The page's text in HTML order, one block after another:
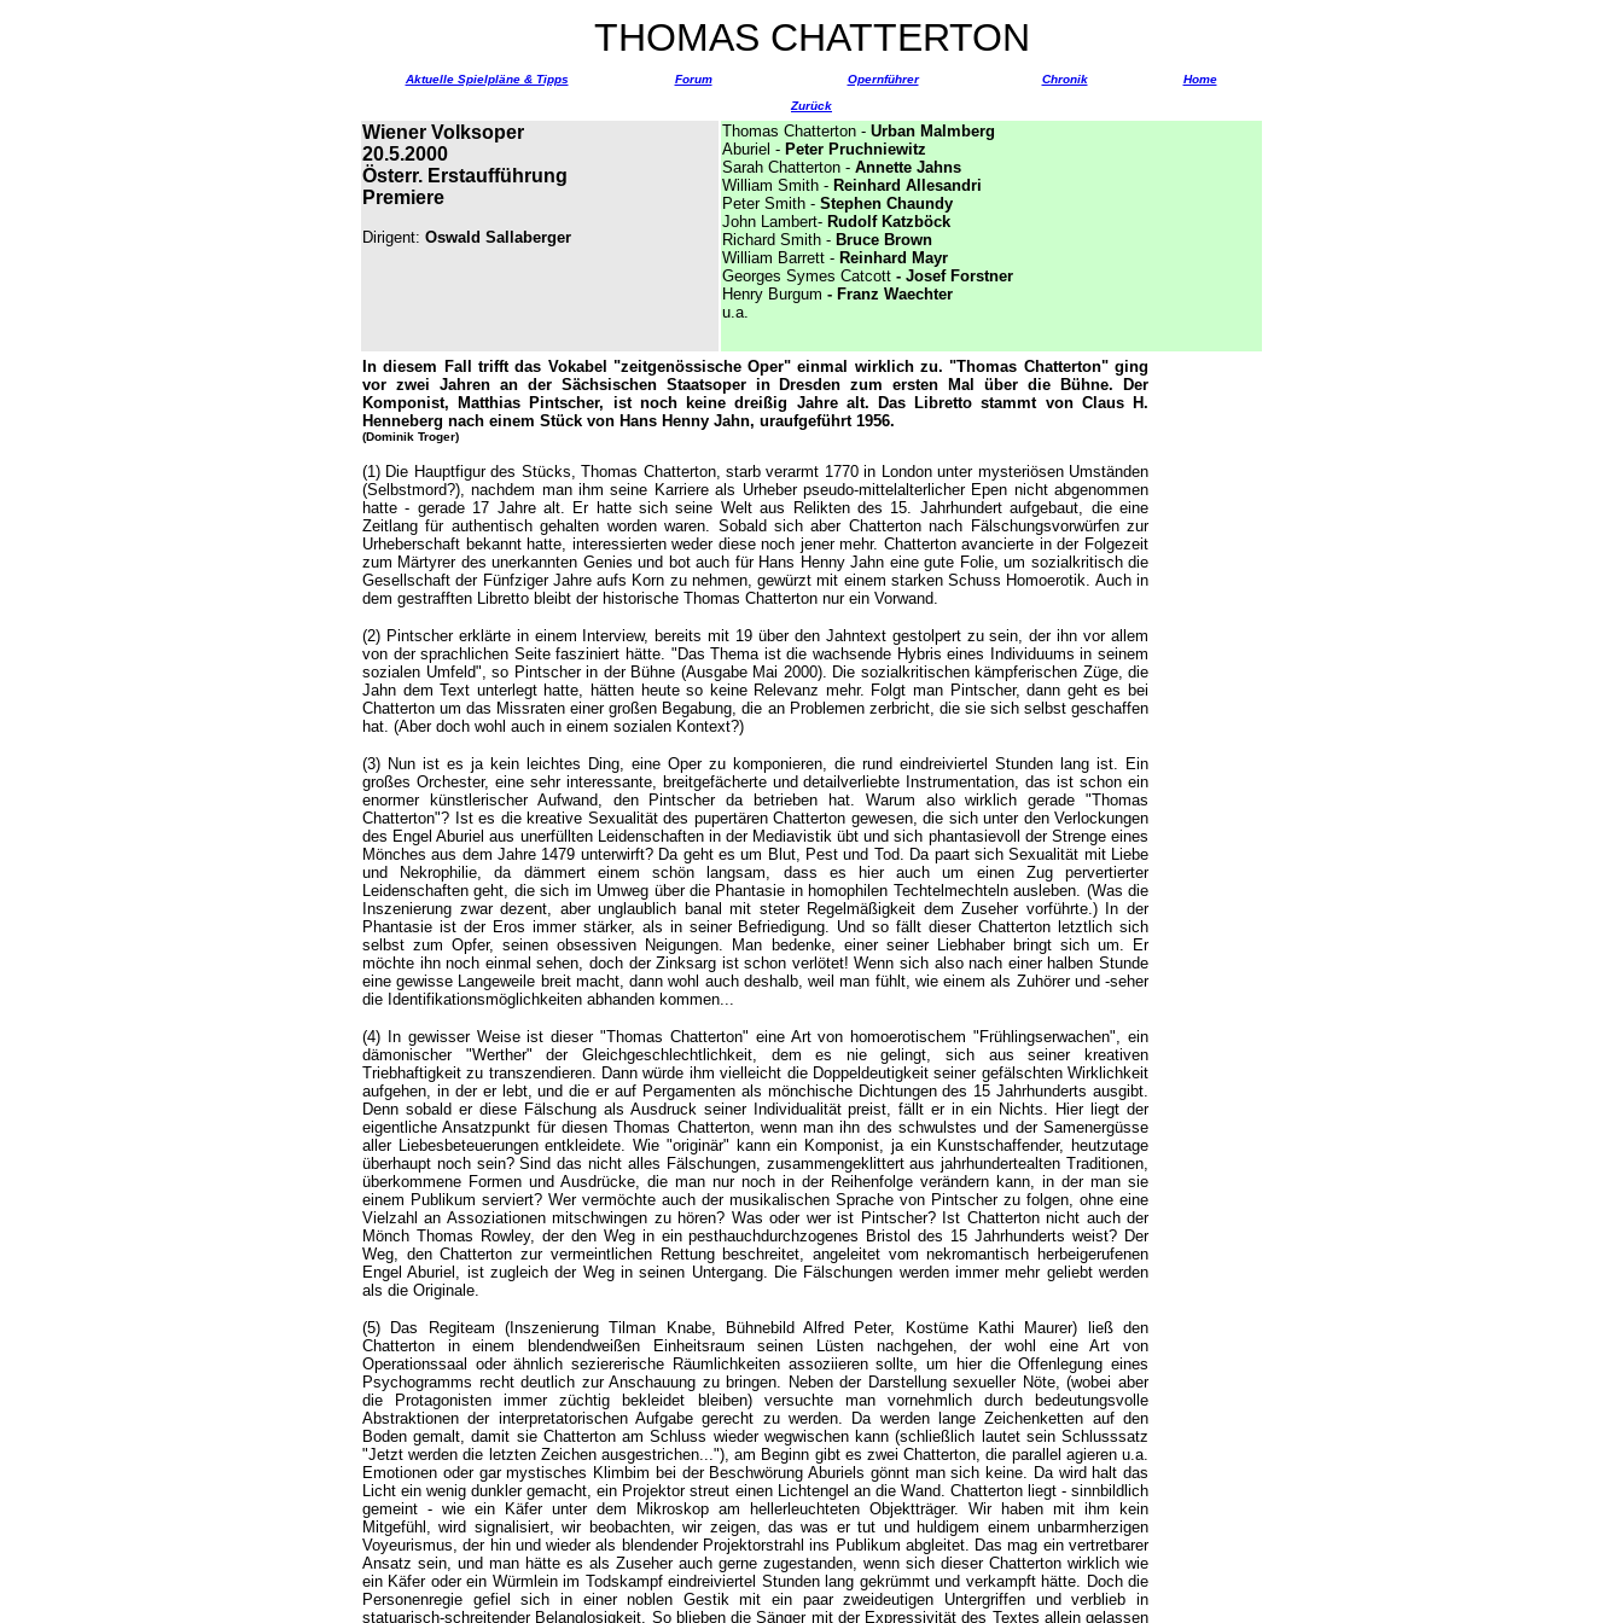
THOMAS CHATTERTON
Aktuelle Spielpläne & Tipps Forum Opernführer Chronik
Home
Zurück
Wiener Volksoper
20.5.2000
Österr. Erstaufführung
Premiere
Dirigent: Oswald Sallaberger
Thomas Chatterton - Urban Malmberg
Aburiel - Peter Pruchniewitz
Sarah Chatterton - Annette Jahns
William Smith - Reinhard Allesandri
Peter Smith - Stephen Chaundy
John Lambert- Rudolf Katzböck
Richard Smith - Bruce Brown
William Barrett - Reinhard Mayr
Georges Symes Catcott - Josef Forstner
Henry Burgum - Franz Waechter
u.a.
In diesem Fall trifft das Vokabel "zeitgenössische Oper" einmal wirklich zu. "Thomas Chatterton" ging
vor zwei Jahren an der Sächsischen Staatsoper in Dresden zum ersten Mal über die Bühne. Der
Komponist, Matthias Pintscher, ist noch keine dreißig Jahre alt. Das Libretto stammt von Claus H.
Henneberg nach einem Stück von Hans Henny Jahn, uraufgeführt 1956.
(Dominik Troger)
(1) Die Hauptfigur des Stücks, Thomas Chatterton, starb verarmt 1770 in London unter mysteriösen Umständen
(Selbstmord?), nachdem man ihm seine Karriere als Urheber pseudo-mittelalterlicher Epen nicht abgenommen
hatte - gerade 17 Jahre alt. Er hatte sich seine Welt aus Relikten des 15. Jahrhundert aufgebaut, die eine
Zeitlang für authentisch gehalten worden waren. Sobald sich aber Chatterton nach Fälschungsvorwürfen zur
Urheberschaft bekannt hatte, interessierten weder diese noch jener mehr. Chatterton avancierte in der Folgezeit
zum Märtyrer des unerkannten Genies und bot auch für Hans Henny Jahn eine gute Folie, um sozialkritisch die
Gesellschaft der Fünfziger Jahre aufs Korn zu nehmen, gewürzt mit einem starken Schuss Homoerotik. Auch in
dem gestrafften Libretto bleibt der historische Thomas Chatterton nur ein Vorwand.
(2) Pintscher erklärte in einem Interview, bereits mit 19 über den Jahntext gestolpert zu sein, der ihn vor allem
von der sprachlichen Seite fasziniert hätte. "Das Thema ist die wachsende Hybris eines Individuums in seinem
sozialen Umfeld", so Pintscher in der Bühne (Ausgabe Mai 2000). Die sozialkritischen kämpferischen Züge, die
Jahn dem Text unterlegt hatte, hätten heute so keine Relevanz mehr. Folgt man Pintscher, dann geht es bei
Chatterton um das Missraten einer großen Begabung, die an Problemen zerbricht, die sie sich selbst geschaffen
hat. (Aber doch wohl auch in einem sozialen Kontext?)
(3) Nun ist es ja kein leichtes Ding, eine Oper zu komponieren, die rund eindreiviertel Stunden lang ist. Ein
großes Orchester, eine sehr interessante, breitgefächerte und detailverliebte Instrumentation, das ist schon ein
enormer künstlerischer Aufwand, den Pintscher da betrieben hat. Warum also wirklich gerade "Thomas
Chatterton"? Ist es die kreative Sexualität des pupertären Chatterton gewesen, die sich unter den Verlockungen
des Engel Aburiel aus unerfüllten Leidenschaften in der Mediavistik übt und sich phantasievoll der Strenge eines
Mönches aus dem Jahre 1479 unterwirft? Da geht es um Blut, Pest und Tod. Da paart sich Sexualität mit Liebe
und Nekrophilie, da dämmert einem schön langsam, dass es hier auch um einen Zug pervertierter
Leidenschaften geht, die sich im Umweg über die Phantasie in homophilen Techtelmechteln ausleben. (Was die
Inszenierung zwar dezent, aber unglaublich banal mit steter Regelmäßigkeit dem Zuseher vorführte.) In der
Phantasie ist der Eros immer stärker, als in seiner Befriedigung. Und so fällt dieser Chatterton letztlich sich
selbst zum Opfer, seinen obsessiven Neigungen. Man bedenke, einer seiner Liebhaber bringt sich um. Er
möchte ihn noch einmal sehen, doch der Zinksarg ist schon verlötet! Wenn sich also nach einer halben Stunde
eine gewisse Langeweile breit macht, dann wohl auch deshalb, weil man fühlt, wie einem als Zuhörer und -seher
die Identifikationsmöglichkeiten abhanden kommen...
(4) In gewisser Weise ist dieser "Thomas Chatterton" eine Art von homoerotischem "Frühlingserwachen", ein
dämonischer "Werther" der Gleichgeschlechtlichkeit, dem es nie gelingt, sich aus seiner kreativen
Triebhaftigkeit zu transzendieren. Dann würde ihm vielleicht die Doppeldeutigkeit seiner gefälschten Wirklichkeit
aufgehen, in der er lebt, und die er auf Pergamenten als mönchische Dichtungen des 15 Jahrhunderts ausgibt.
Denn sobald er diese Fälschung als Ausdruck seiner Individualität preist, fällt er in ein Nichts. Hier liegt der
eigentliche Ansatzpunkt für diesen Thomas Chatterton, wenn man ihn des schwulstes und der Samenergüsse
aller Liebesbeteuerungen entkleidete. Wie "originär" kann ein Komponist, ja ein Kunstschaffender, heutzutage
überhaupt noch sein? Sind das nicht alles Fälschungen, zusammengeklittert aus jahrhundertealten Traditionen,
überkommene Formen und Ausdrücke, die man nur noch in der Reihenfolge verändern kann, in der man sie
einem Publikum serviert? Wer vermöchte auch der musikalischen Sprache von Pintscher zu folgen, ohne eine
Vielzahl an Assoziationen mitschwingen zu hören? Was oder wer ist Pintscher? Ist Chatterton nicht auch der
Mönch Thomas Rowley, der den Weg in ein pesthauchdurchzogenes Bristol des 15 Jahrhunderts weist? Der
Weg, den Chatterton zur vermeintlichen Rettung beschreitet, angeleitet vom nekromantisch herbeigerufenen
Engel Aburiel, ist zugleich der Weg in seinen Untergang. Die Fälschungen werden immer mehr geliebt werden
als die Originale.
(5) Das Regiteam (Inszenierung Tilman Knabe, Bühnebild Alfred Peter, Kostüme Kathi Maurer) ließ den
Chatterton in einem blendendweißen Einheitsraum seinen Lüsten nachgehen, der wohl eine Art von
Operationssaal oder ähnlich seziererische Räumlichkeiten assoziieren sollte, um hier die Offenlegung eines
Psychogramms recht deutlich zur Anschauung zu bringen. Neben der Darstellung sexueller Nöte, (wobei aber
die Protagonisten immer züchtig bekleidet bleiben) versuchte man vornehmlich durch bedeutungsvolle
Abstraktionen der interpretatorischen Aufgabe gerecht zu werden. Da werden lange Zeichenketten auf den
Boden gemalt, damit sie Chatterton am Schluss wieder wegwischen kann (schließlich lautet sein Schlusssatz
"Jetzt werden die letzten Zeichen ausgestrichen..."), am Beginn gibt es zwei Chatterton, die parallel agieren u.a.
Emotionen oder gar mystisches Klimbim bei der Beschwörung Aburiels gönnt man sich keine. Da wird halt das
Licht ein wenig dunkler gemacht, ein Projektor streut einen Lichtengel an die Wand. Chatterton liegt - sinnbildlich
gemeint - wie ein Käfer unter dem Mikroskop am hellerleuchteten Objektträger. Wir haben mit ihm kein
Mitgefühl, wird signalisiert, wir beobachten, wir zeigen, das was er tut und huldigem einem unbarmherzigen
Voyeurismus, der hin und wieder als blendender Projektorstrahl ins Publikum abgleitet. Das mag ein vertretbarer
Ansatz sein, und man hätte es als Zuseher auch gerne zugestanden, wenn sich dieser Chatterton wirklich wie
ein Käfer oder ein Würmlein im Todskampf eindreiviertel Stunden lang gekrümmt und verkampft hätte. Doch die
Personenregie gefiel sich in einer noblen Gestik mit ein paar zweideutigen Untergriffen und verblieb in
statuarisch-schreitender Belanglosigkeit. So blieben die Sänger mit der Expressivität des Textes allein gelassen